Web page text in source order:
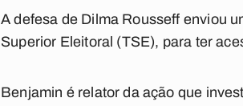
A defesa de Dilma Rousseff enviou
Superior Eleitoral (TSE), para ter
Benjamin é relator da ação que